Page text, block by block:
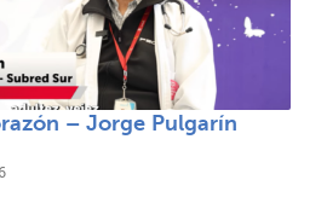
– Jorge Pulgarín